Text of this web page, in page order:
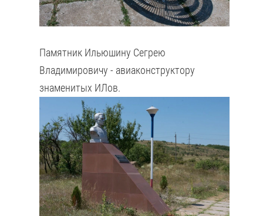
Памятник Ильюшину Сегрею
Владимировичу - авиаконструктору
знаменитых ИЛов.